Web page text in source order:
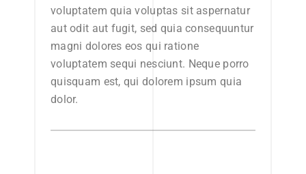
voluptatem quia voluptas sit aspernatur
aut odit aut fugit, sed quia consequuntur
magni dolores eos qui ratione
voluptatem sequi nesciunt. Neque porro
quisquam est, qui dolorem ipsum quia
dolor.